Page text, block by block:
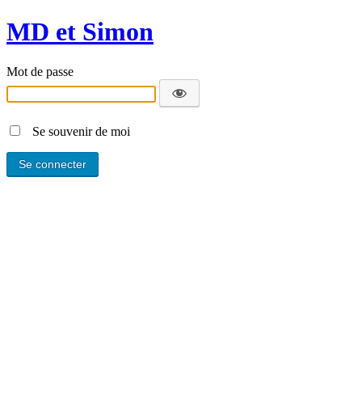
MD et Simon
Mot de passe
Se souvenir de moi